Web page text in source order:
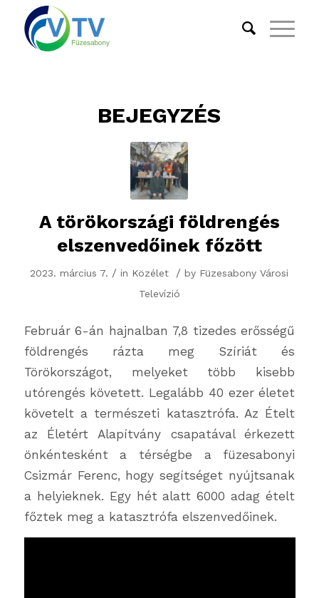
BEJEGYZÉS
A törökországi földrengés
elszenvedőinek főzött
2023. március 7. / in Közélet / by Füzesabony Városi
Televízió
Február 6-án hajnalban 7,8 tizedes erősségű
földrengés rázta meg Szíriát és
Törökországot, melyeket több kisebb
utórengés követett. Legalább 40 ezer életet
követelt a természeti katasztrófa. Az Ételt
az Életért Alapítvány csapatával érkezett
önkéntesként a térségbe a füzesabonyi
Csizmár Ferenc, hogy segítséget nyújtsanak
a helyieknek. Egy hét alatt 6000 adag ételt
főztek meg a katasztrófa elszenvedőinek.